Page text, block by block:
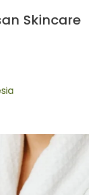
Skincare